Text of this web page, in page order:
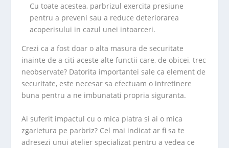
Cu toate acestea, parbrizul exercita presiune
pentru a preveni sau a reduce deteriorarea
acoperisului in cazul unei intoarceri.
Crezi ca a fost doar o alta masura de securitate
inainte de a citi aceste alte functii care, de obicei, trec
neobservate? Datorita importantei sale ca element de
securitate, este necesar sa efectuam o intretinere
buna pentru a ne imbunatati propria siguranta.
Ai suferit impactul cu o mica piatra si ai o mica
zgarietura pe parbriz? Cel mai indicat ar fi sa te
adresezi unui atelier specializat pentru a vedea ce